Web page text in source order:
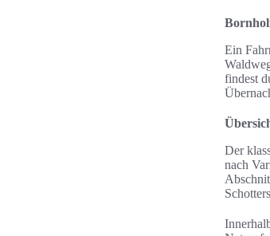
Ein
findest
Der
nach